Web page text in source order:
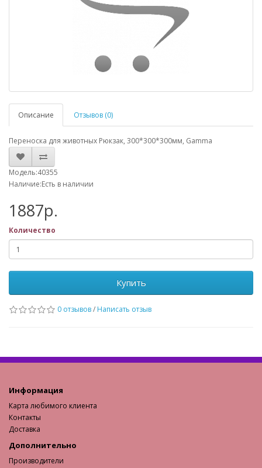
Описание Отзывов (0)
Переноска для животных Рюкзак, 300*300*300мм, Gamma
Модель:40355
Наличие:Есть в наличии
1887р.
Количество
Купить
0 отзывов/ Написать отзыв
Информация
Карта любимого клиента
Контакты
Доставка
Дополнительно
Производители